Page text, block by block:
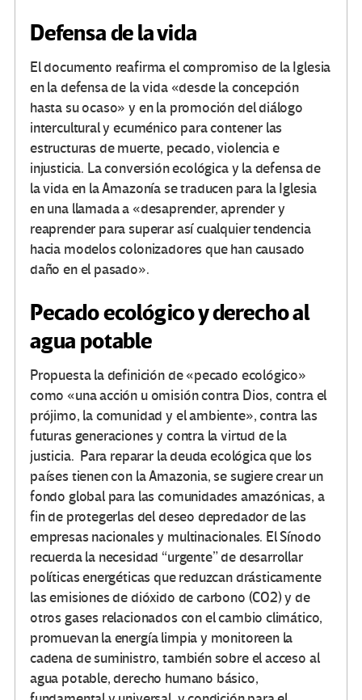
Defensa de la vida
El documento reafirma el compromiso de la Iglesia
en la defensa de la vida «desde la concepción
hasta su ocaso» y en la promoción del diálogo
intercultural y ecuménico para contener las
estructuras de muerte, pecado, violencia e
injusticia. La conversión ecológica y la defensa de
la vida en la Amazonía se traducen para la Iglesia
en una llamada a «desaprender, aprender y
reaprender para superar así cualquier tendencia
hacia modelos colonizadores que han causado
daño en el pasado».
Pecado ecológico y derecho al
agua potable
Propuesta la definición de «pecado ecológico»
como «una acción u omisión contra Dios, contra el
prójimo, la comunidad y el ambiente», contra las
futuras generaciones y contra la virtud de la
justicia. Para reparar la deuda ecológica que los
países tienen con la Amazonia, se sugiere crear un
fondo global para las comunidades amazónicas, a
fin de protegerlas del deseo depredador de las
empresas nacionales y multinacionales. El Sínodo
recuerda la necesidad “urgente” de desarrollar
políticas energéticas que reduzcan drásticamente
las emisiones de dióxido de carbono (CO2) y de
otros gases relacionados con el cambio climático,
promuevan la energía limpia y monitoreen la
cadena de suministro, también sobre el acceso al
agua potable, derecho humano básico,